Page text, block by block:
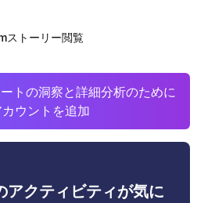
ストーリー閲覧
トの洞察と詳細分析のために
カウントを追加
クティビティが気に